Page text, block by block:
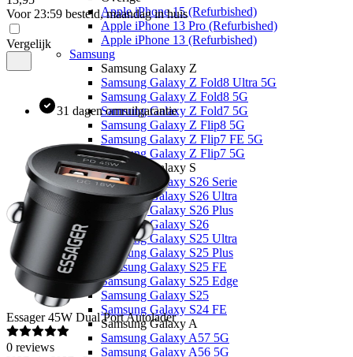
Apple iPhone 15 (Refurbished)
Apple iPhone 13 Pro (Refurbished)
Apple iPhone 13 (Refurbished)
Samsung
Samsung Galaxy Z
Samsung Galaxy Z Fold8 Ultra 5G
Samsung Galaxy Z Fold8 5G
Samsung Galaxy Z Fold7 5G
Samsung Galaxy Z Flip8 5G
Samsung Galaxy Z Flip7 FE 5G
Samsung Galaxy Z Flip7 5G
Samsung Galaxy S
Samsung Galaxy S26 Serie
Samsung Galaxy S26 Ultra
Samsung Galaxy S26 Plus
Samsung Galaxy S26
Samsung Galaxy S25 Ultra
Samsung Galaxy S25 Plus
Samsung Galaxy S25 FE
Samsung Galaxy S25 Edge
Samsung Galaxy S25
Samsung Galaxy S24 FE
Samsung Galaxy A
Samsung Galaxy A57 5G
Samsung Galaxy A56 5G
Voor 23:59 besteld, maandag in huis
Vergelijk
31 dagen omruilgarantie
Essager 45W Dual Port Autolader
0 reviews